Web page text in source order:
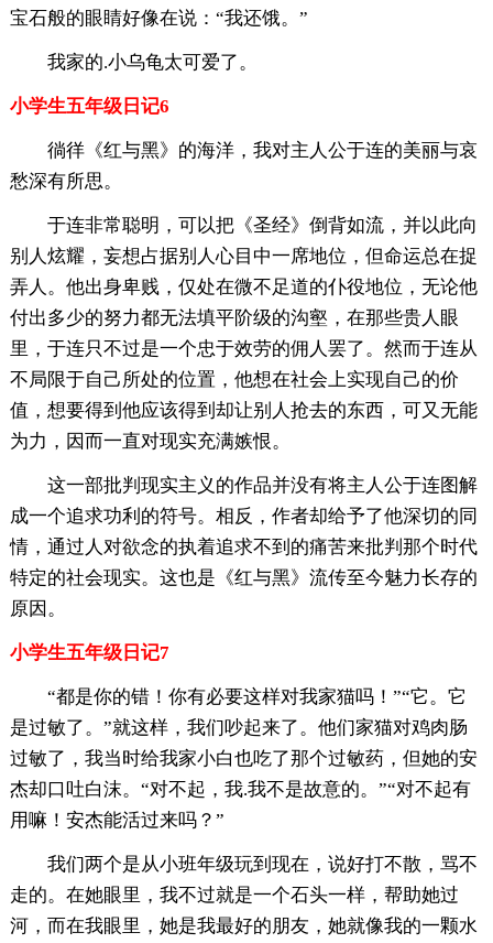
宝石般的眼睛好像在说：“我还饿。”
我家的.小乌龟太可爱了。
小学生五年级日记6
徜徉《红与黑》的海洋，我对主人公于连的美丽与哀
愁深有所思。
于连非常聪明，可以把《圣经》倒背如流，并以此向
别人炫耀，妄想占据别人心目中一席地位，但命运总在捉
弄人。他出身卑贱，仅处在微不足道的仆役地位，无论他
付出多少的努力都无法填平阶级的沟壑，在那些贵人眼
里，于连只不过是一个忠于效劳的佣人罢了。然而于连从
不局限于自己所处的位置，他想在社会上实现自己的价
值，想要得到他应该得到却让别人抢去的东西，可又无能
为力，因而一直对现实充满嫉恨。
这一部批判现实主义的作品并没有将主人公于连图解
成一个追求功利的符号。相反，作者却给予了他深切的同
情，通过人对欲念的执着追求不到的痛苦来批判那个时代
特定的社会现实。这也是《红与黑》流传至今魅力长存的
原因。
小学生五年级日记7
“都是你的错！你有必要这样对我家猫吗！”“它。它
是过敏了。”就这样，我们吵起来了。他们家猫对鸡肉肠
过敏了，我当时给我家小白也吃了那个过敏药，但她的安
杰却口吐白沫。“对不起，我.我不是故意的。”“对不起有
用嘛！安杰能活过来吗？”
我们两个是从小班年级玩到现在，说好打不散，骂不
走的。在她眼里，我不过就是一个石头一样，帮助她过
河，而在我眼里，她是我最好的朋友，她就像我的一颗水